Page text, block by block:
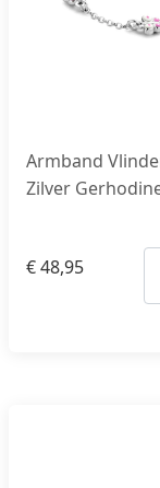
Armband
Zilver
€48,95